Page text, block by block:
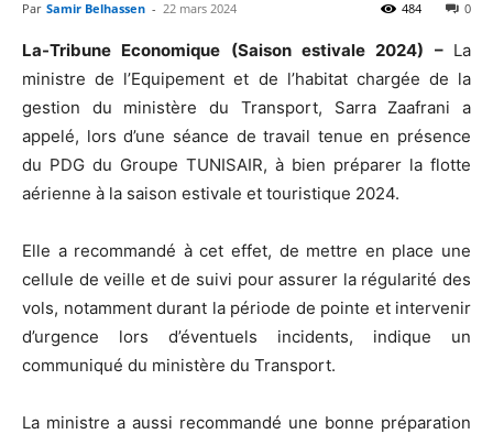
Par Samir Belhassen - 22 mars 2024 0
484
La-Tribune Economique (Saison estivale 2024) – La
ministre de l’Equipement et de l’habitat chargée de la
gestion du ministère du Transport, Sarra Zaafrani a
appelé, lors d’une séance de travail tenue en présence
du PDG du Groupe TUNISAIR, à bien préparer la flotte
aérienne à la saison estivale et touristique 2024.
Elle a recommandé à cet effet, de mettre en place une
cellule de veille et de suivi pour assurer la régularité des
vols, notamment durant la période de pointe et intervenir
d’urgence lors d’éventuels incidents, indique un
communiqué du ministère du Transport.
La ministre a aussi recommandé une bonne préparation